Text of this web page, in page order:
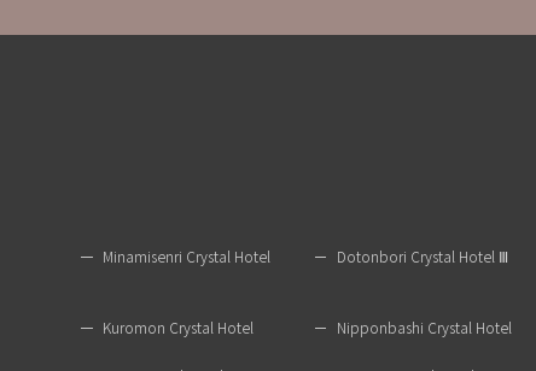
Minamisenri Crystal Hotel Dotonbori Crystal Hotel Ⅲ
Kuromon Crystal Hotel Nipponbashi Crystal Hotel